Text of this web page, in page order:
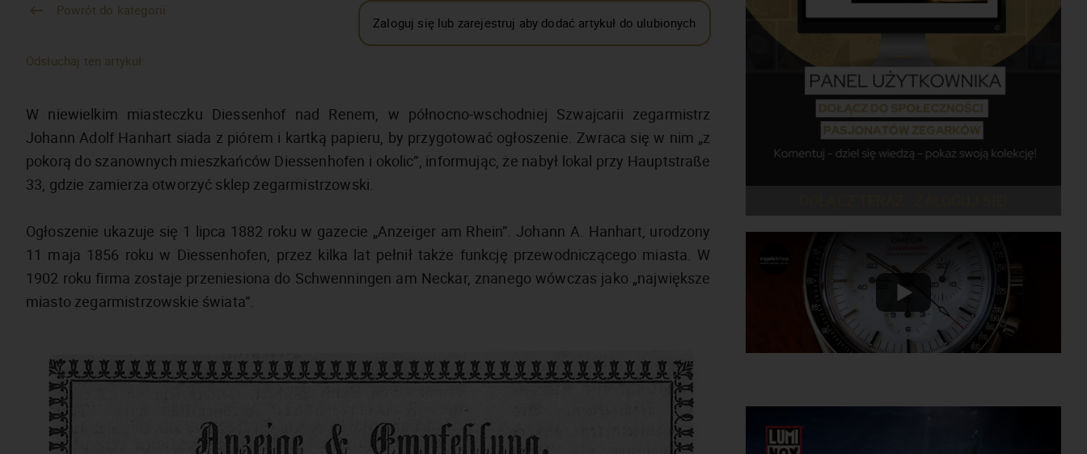
Powrót do kategorii
Zaloguj się lub zarejestruj aby dodać artykuł do ulubionych
Odsłuchaj ten artykuł:
W niewielkim miasteczku Diessenhof nad Renem, w północno-wschodniej Szwajcarii zegarmistrz
Johann Adolf Hanhart siada z piórem i kartką papieru, by przygotować ogłoszenie. Zwraca się w nim „z
pokorą do szanownych mieszkańców Diessenhofen i okolic”, informując, że nabył lokal przy Hauptstraße
33, gdzie zamierza otworzyć sklep zegarmistrzowski.
Ogłoszenie ukazuje się 1 lipca 1882 roku w gazecie „Anzeiger am Rhein”. Johann A. Hanhart, urodzony
11 maja 1856 roku w Diessenhofen, przez kilka lat pełnił także funkcję przewodniczącego miasta. W
1902 roku firma zostaje przeniesiona do Schwenningen am Neckar, znanego wówczas jako „największe
miasto zegarmistrzowskie świata”.